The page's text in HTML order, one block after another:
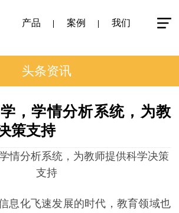
产品 案例 我们
头条资讯
，学情分析系统，为教
策支持
情分析系统，为教师提供科学决策
支持
化飞速发展的时代，教育领域也